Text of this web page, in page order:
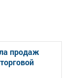
продаж